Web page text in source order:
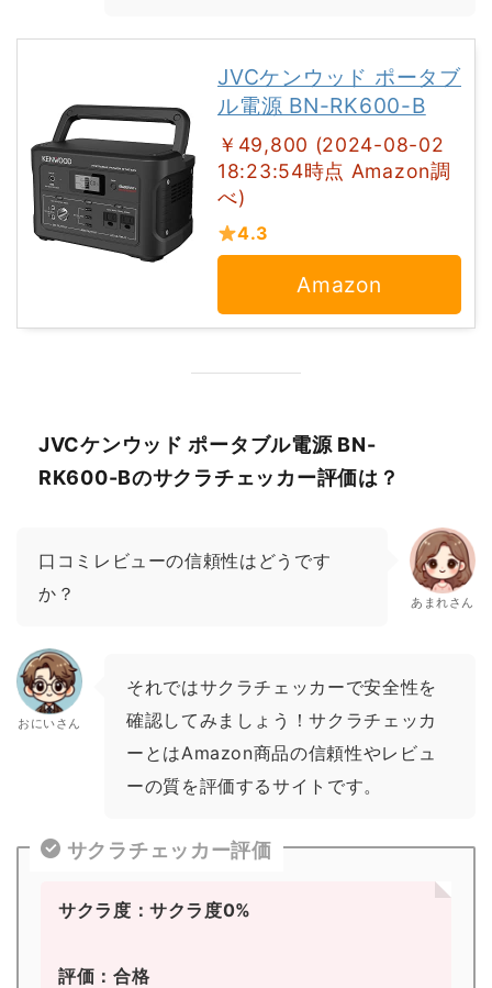
JVCケンウッド ポータブ
ル電源 BN-RK600-B
￥49,800 (2024-08-02
18:23:54時点 Amazon調
べ)
4.3
Amazon
JVCケンウッド ポータブル電源 BN-
RK600-Bのサクラチェッカー評価は？
口コミレビューの信頼性はどうです
か？
あまれさん
おにいさん
それではサクラチェッカーで安全性を
確認してみましょう！サクラチェッカ
ーとはAmazon商品の信頼性やレビュ
ーの質を評価するサイトです。
サクラチェッカー評価
サクラ度：サクラ度0%
評価：合格